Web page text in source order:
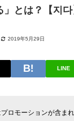
」とは？【지
2019年5月29日
LINE
ロモーションが含まれ